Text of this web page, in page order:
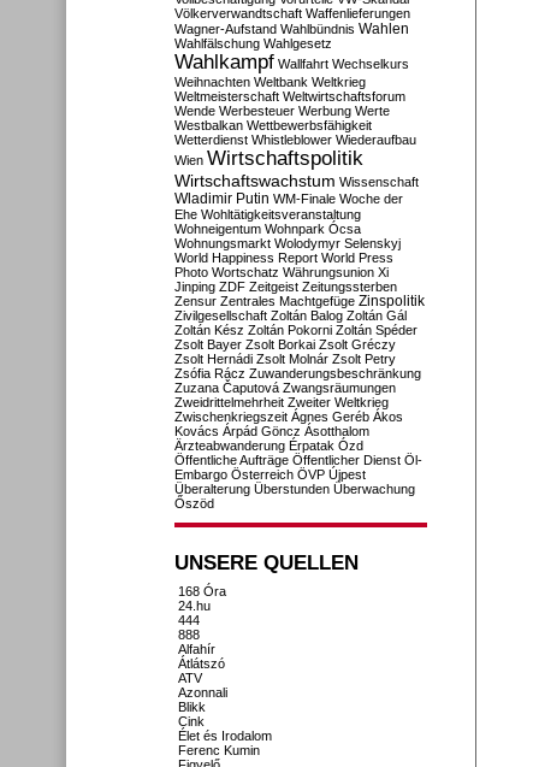
Völkerverwandtschaft Waffenlieferungen
Wagner-Aufstand Wahlbündnis Wahlen
Wahlfälschung Wahlgesetz
Wahlkampf Wallfahrt Wechselkurs
Weihnachten Weltbank Weltkrieg
Weltmeisterschaft Weltwirtschaftsforum
Wende Werbesteuer Werbung Werte
Westbalkan Wettbewerbsfähigkeit
Wetterdienst Whistleblower Wiederaufbau
Wien Wirtschaftspolitik
Wirtschaftswachstum Wissenschaft
Wladimir Putin WM-Finale Woche der
Ehe Wohltätigkeitsveranstaltung
Wohneigentum Wohnpark Ócsa
Wohnungsmarkt Wolodymyr Selenskyj
World Happiness Report World Press
Photo Wortschatz Währungsunion Xi
Jinping ZDF Zeitgeist Zeitungssterben
Zensur Zentrales Machtgefüge Zinspolitik
Zivilgesellschaft Zoltán Balog Zoltán Gál
Zoltán Kész Zoltán Pokorni Zoltán Spéder
Zsolt Bayer Zsolt Borkai Zsolt Gréczy
Zsolt Hernádi Zsolt Molnár Zsolt Petry
Zsófia Rácz Zuwanderungsbeschränkung
Zuzana Čaputová Zwangsräumungen
Zweidrittelmehrheit Zweiter Weltkrieg
Zwischenkriegszeit Ágnes Geréb Ákos
Kovács Árpád Göncz Ásotthalom
Ärzteabwanderung Érpatak Ózd
Öffentliche Aufträge Öffentlicher Dienst Öl-
Embargo Österreich ÖVP Újpest
Überalterung Überstunden Überwachung
Őszöd
UNSERE QUELLEN
168 Óra
24.hu
444
888
Alfahír
Átlátszó
ATV
Azonnali
Blikk
Cink
Élet és Irodalom
Ferenc Kumin